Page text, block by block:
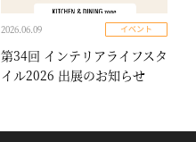
2026.06.09 イベント
第34回 インテリアライフスタ
イル2026 出展のお知らせ